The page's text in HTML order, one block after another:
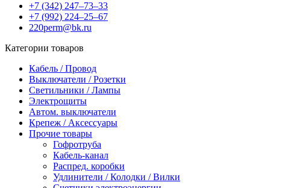
+7 (342) 247‒73‒33
+7 (992) 224‒25‒67
220perm@bk.ru
Категории товаров
Кабель / Провод
Выключатели / Розетки
Светильники / Лампы
Электрощиты
Автом. выключатели
Крепеж / Аксессуары
Прочие товары
Гофротруба
Кабель-канал
Распред. коробки
Удлинители / Колодки / Вилки